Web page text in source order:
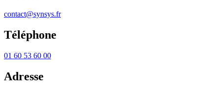
contact@synsys.fr
Téléphone
01 60 53 60 00
Adresse